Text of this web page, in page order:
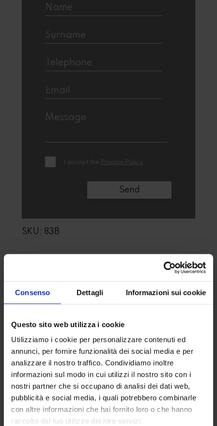
Consenso Dettagli Informazioni sui cookie
Questo sito web utilizza i cookie
Utilizziamo i cookie per personalizzare contenuti ed
annunci, per fornire funzionalità dei social media e per
analizzare il nostro traffico. Condividiamo inoltre
informazioni sul modo in cui utilizzi il nostro sito con i
nostri partner che si occupano di analisi dei dati web,
pubblicità e social media, i quali potrebbero combinarle
con altre informazioni che hai fornito loro o che hanno
raccolto dal tuo utilizzo dei loro servizi.
I accept the Privacy Policy
SKU: 83B
Dimensioni
1019A: largh. 80,
prof. 80, alt. 40/65
cm
1019B: largh. 80,
prof. 80, alt. 40/65
cm
1019L: largh. min. 120
– max 350, prof. 80,